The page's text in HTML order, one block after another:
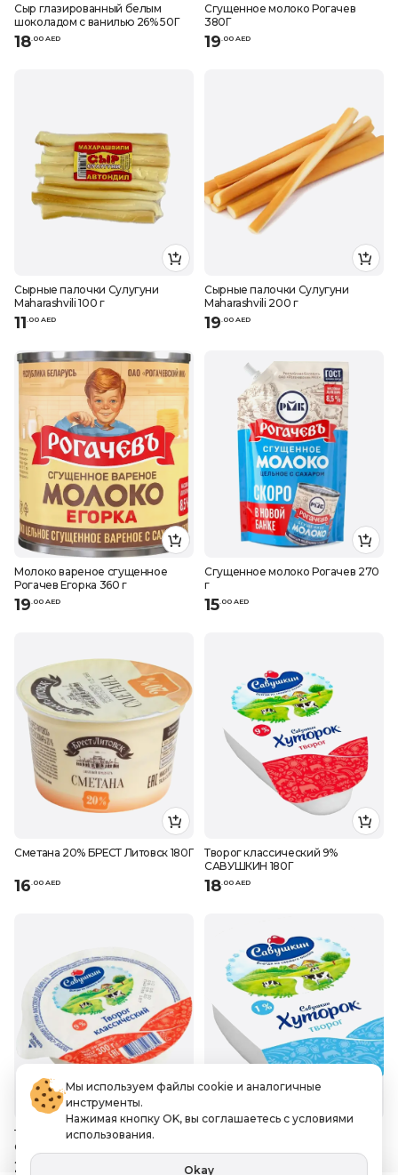
Сыр глазированный белым
шоколадом с ванилью 26% 50Г
18 00 AED
Сгущенное молоко Рогачев
380Г
19 00 AED
Сырные палочки Сулугуни
Maharashvili 100 г
11.00 AED
Сырные палочки Сулугуни
Maharashvili 200 г
19.00 AED
Молоко вареное сгущенное
Рогачев Егорка 360 г
19 00 AED
Сгущенное молоко Рогачев 270
г
15 00 AED
Сметана 20% БРЕСТ Литовск 180Г
16 00 AED
Творог классический 9%
САВУШКИН 180Г
18 00 AED
Творог классический 9%
САВУШКИН 300Г
25 17
Мы используем файлы cookie и аналогичные
инструменты.
Нажимая кнопку OK, вы соглашаетесь с условиями
использования.
Okay